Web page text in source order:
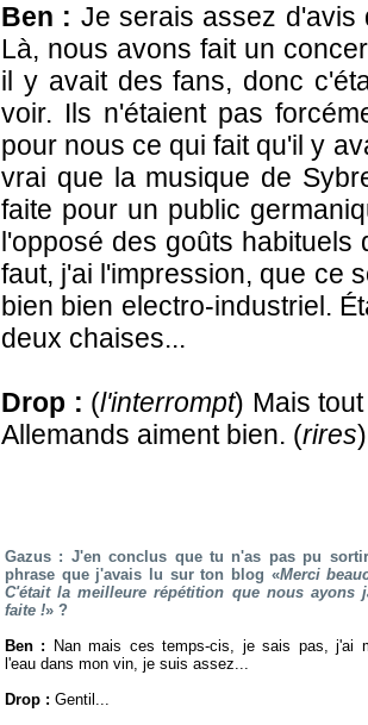
Ben : Je serais assez d'avis
Là, nous avons fait un
il y avait des fans, donc
voir. Ils n'étaient pas
pour nous ce qui fait qu'il y
vrai que la musique de
faite pour un public
l'opposé des goûts habituels
faut, j'ai l'impression, que ce
bien bien electro-industriel.
deux chaises...
Drop : (l'interrompt) Mais
Allemands aiment bien. (rires)
Gazus : J'en conclus que tu n'as pas pu
phrase que j'avais lu sur ton blog «Merci
C'était la meilleure répétition que nous ayons
faite !» ?
Ben : Nan mais ces temps-cis, je sais pas, j'ai
l'eau dans mon vin, je suis assez...
Drop : Gentil...